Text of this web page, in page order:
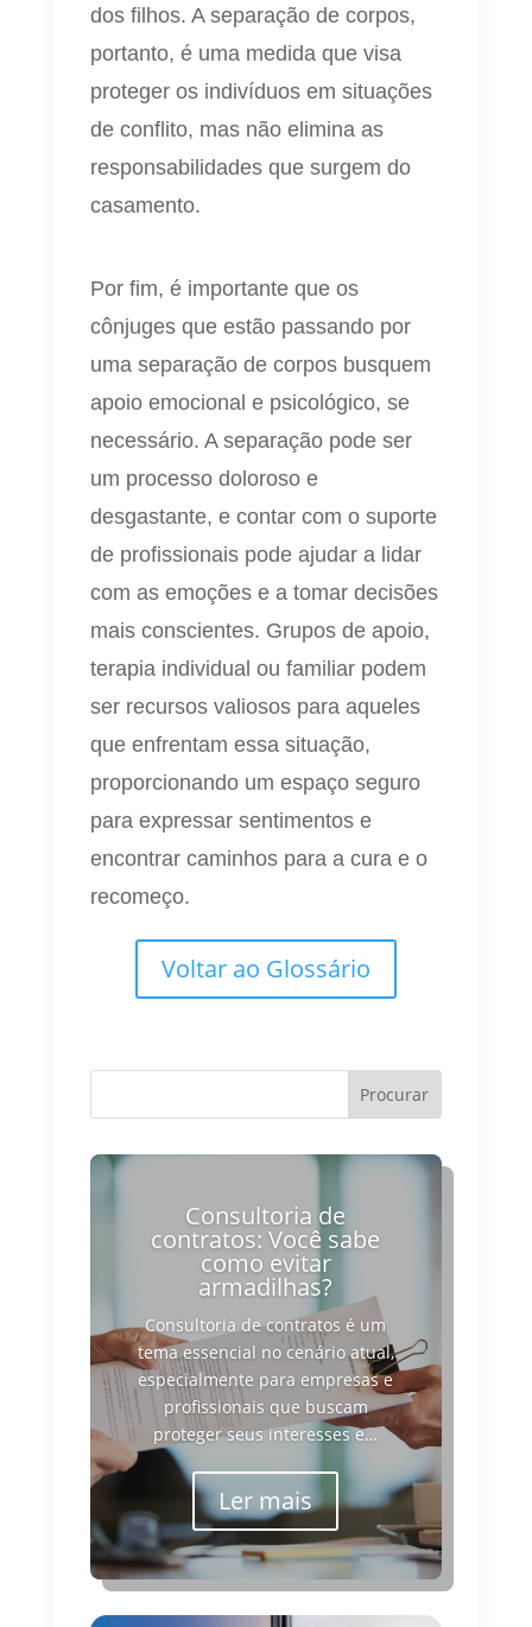
dos filhos. A separação de corpos,
portanto, é uma medida que visa
proteger os indivíduos em situações
de conflito, mas não elimina as
responsabilidades que surgem do
casamento.
Por fim, é importante que os
cônjuges que estão passando por
uma separação de corpos busquem
apoio emocional e psicológico, se
necessário. A separação pode ser
um processo doloroso e
desgastante, e contar com o suporte
de profissionais pode ajudar a lidar
com as emoções e a tomar decisões
mais conscientes. Grupos de apoio,
terapia individual ou familiar podem
ser recursos valiosos para aqueles
que enfrentam essa situação,
proporcionando um espaço seguro
para expressar sentimentos e
encontrar caminhos para a cura e o
recomeço.
Voltar ao Glossário
Consultoria de
contratos: Você sabe
como evitar
armadilhas?
Consultoria de contratos é um
tema essencial no cenário atual,
especialmente para empresas e
profissionais que buscam
proteger seus interesses e…
Ler mais